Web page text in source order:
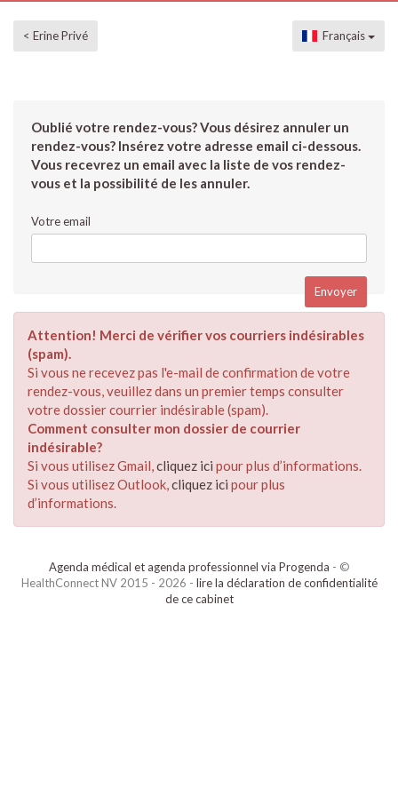
< Erine Privé Français
Oublié votre rendez-vous? Vous désirez annuler un
rendez-vous? Insérez votre adresse email ci-dessous.
Vous recevrez un email avec la liste de vos rendez-
vous et la possibilité de les annuler.
Votre email
Attention! Merci de vérifier vos courriers indésirables
(spam).
Si vous ne recevez pas l'e-mail de confirmation de votre
rendez-vous, veuillez dans un premier temps consulter
votre dossier courrier indésirable (spam).
Comment consulter mon dossier de courrier
indésirable?
Si vous utilisez Gmail,cliquez ici pour plus d’informations.
Si vous utilisez Outlook,cliquez ici pour plus
d’informations.
Agenda médical et agenda professionnel via Progenda - ©
HealthConnect NV 2015 - 2026 - lire la déclaration de confidentialité
de ce cabinet